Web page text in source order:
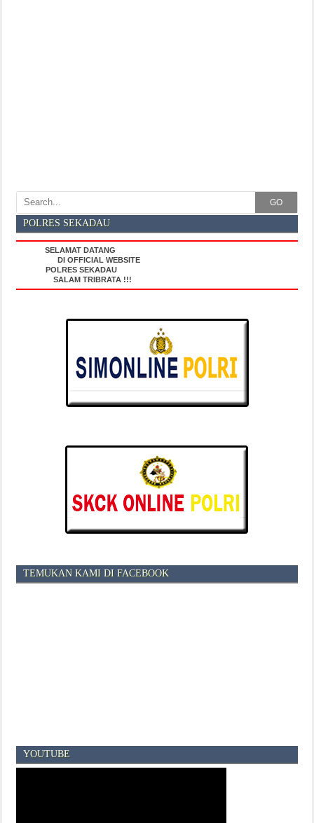
GO
POLRES SEKADAU
SELAMAT DATANG
DI OFFICIAL WEBSITE
POLRES SEKADAU
SALAM TRIBRATA !!!
TEMUKAN KAMI DI FACEBOOK
YOUTUBE